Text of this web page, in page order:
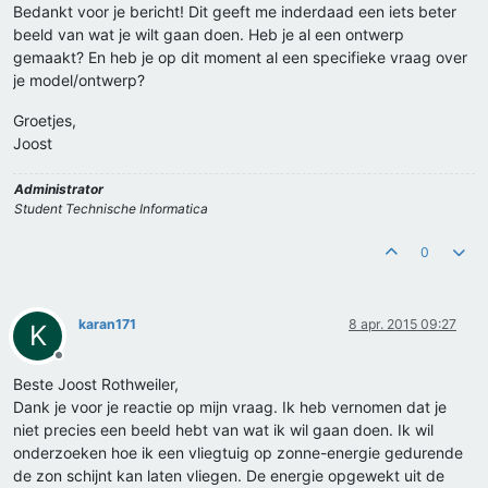
Bedankt voor je bericht! Dit geeft me inderdaad een iets beter
beeld van wat je wilt gaan doen. Heb je al een ontwerp
gemaakt? En heb je op dit moment al een specifieke vraag over
je model/ontwerp?
Groetjes,
Joost
Administrator
Student Technische Informatica
0
K
Offline
karan171 8 apr. 2015 09:27
Beste Joost Rothweiler,
Dank je voor je reactie op mijn vraag. Ik heb vernomen dat je
niet precies een beeld hebt van wat ik wil gaan doen. Ik wil
onderzoeken hoe ik een vliegtuig op zonne-energie gedurende
de zon schijnt kan laten vliegen. De energie opgewekt uit de